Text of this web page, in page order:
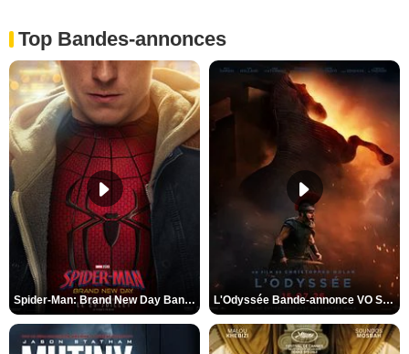
Top Bandes-annonces
Spider-Man: Brand New Day Bande-annonce VO STFR L'Odyssée Bande-annonce VO STFR